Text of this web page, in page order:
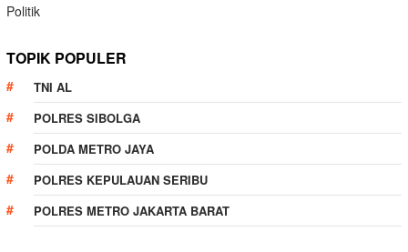
Politik
TOPIK POPULER
TNI AL
POLRES SIBOLGA
POLDA METRO JAYA
POLRES KEPULAUAN SERIBU
POLRES METRO JAKARTA BARAT